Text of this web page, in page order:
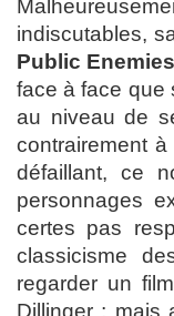
indiscutables,
Public Enemies
face à face que
au niveau de
contrairement à
défaillant, ce
personnages
certes pas
classicisme
regarder un